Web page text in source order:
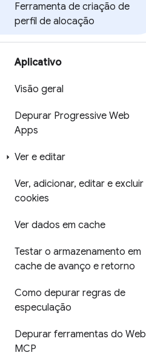
Ferramenta de criação de
perfil de alocação
Aplicativo
Visão geral
Depurar Progressive Web
Apps
Ver e editar
Ver, adicionar, editar e excluir
cookies
Ver dados em cache
Testar o armazenamento em
cache de avanço e retorno
Como depurar regras de
especulação
Depurar ferramentas do Web
MCP